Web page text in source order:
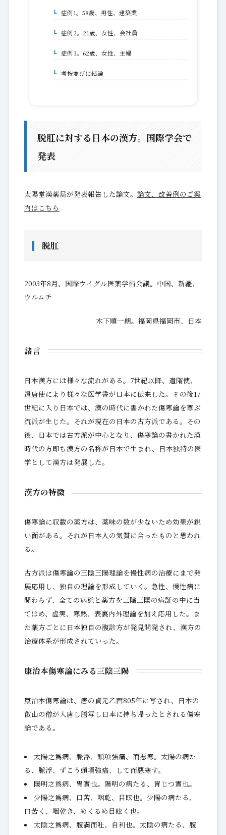
1-1-4-1.
症例1。58歳、男性、建築業
1-1-4-2.
症例2。21歳、女性、会社員
1-1-4-3.
症例3。62歳、女性、主婦
1-1-5.
考按並びに結論
脱肛に対する日本の漢方。国際学会で
発表
太陽堂漢薬局が発表報告した論文。 論文、改善例のご案
内はこちら
脱肛
2003年8月、国際ウイグル医薬学術会議。中国、新疆、
ウルムチ
木下順一朗。福岡県福岡市、日本
諸言
日本漢方には様々な流れがある。7世紀以降、遣隋使、
遣唐使により様々な医学書が日本に伝来した。その後17
世紀に入り日本では、漢の時代に書かれた傷寒論を尊ぶ
流派が生じた。それが現在の日本の古方派である。その
後、日本では古方派が中心となり、傷寒論の書かれた漢
時代の方即ち漢方の名称が日本で生まれ、日本独特の医
学として漢方は発展した。
漢方の特徴
傷寒論に収載の薬方は、薬味の数が少ないため効果が鋭
い面がある。それが日本人の気質に合ったものと思われ
る。
古方派は傷寒論の三陰三陽理論を慢性病の治療にまで発
展応用し、独自の理論を形成していく。急性、慢性病に
関わらず、全ての病態と薬方を三陰三陽の病証の中に当
てはめ、虚実、寒熱、表裏内外理論を加え応用した。ま
た薬方ごとに日本独自の腹診方が発見開発され、漢方の
治療体系が形成されていった。
康治本傷寒論にみる三陰三陽
康治本傷寒論は、唐の貞元乙酉805年に写され、日本の
叡山の僧が入唐し謄写し日本に持ち帰ったとされる傷寒
論である。
太陽之爲病、脈浮、頭項強痛、而悪寒。太陽の病た
る、脈浮、ずこう頭項強痛、して而悪寒す。
陽明之爲病、胃實也。陽明の病たる、胃じつ實也。
少陽之爲病、口苦、咽乾、目眩也。少陽の病たる、
口苦く、咽乾き、めくるめ目眩く也。
太陰之爲病、腹満而吐、自利也。太陰の病たる、腹